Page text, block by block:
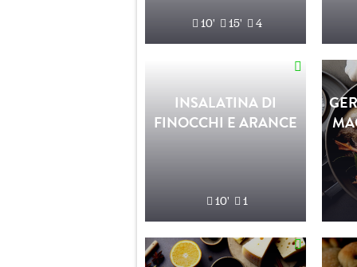
10' 15' 4
INSALATINA DI
FINOCCHI E ARANCE
10' 1